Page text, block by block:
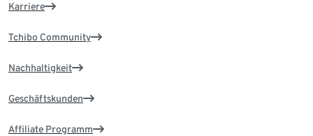
Karriere
Tchibo Community
Nachhaltigkeit
Geschäftskunden
Affiliate Programm